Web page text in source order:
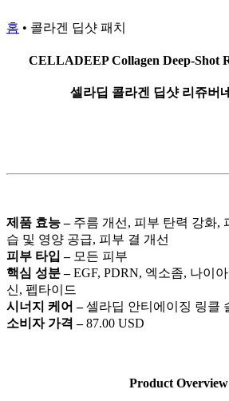
홈 • 콜라겐 딥샷 패치
CELLADEEP Collagen Deep-Shot
셀라딥 콜라겐 딥샷 리쥬버
제품 효능 – 주름 개선, 피부 탄력 강화,
습 및 영양 공급, 피부 결 개선
피부 타입 – 모든 피부
핵심 성분 –EGF, PDRN, 엑소좀, 나이
신, 펩타이드
시너지 케어 –셀라딥 안티에이징 링클
소비자 가격 –87.00 USD
Product Overview